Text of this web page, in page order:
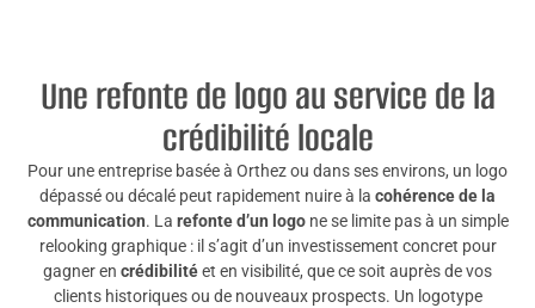
Une refonte de logo au service de la
crédibilité locale
Pour une entreprise basée à Orthez ou dans ses environs, un logo
dépassé ou décalé peut rapidement nuire à la cohérence de la
communication. La refonte d’un logone se limite pas à un simple
relooking graphique : il s’agit d’un investissement concret pour
gagner en crédibilitéet en visibilité, que ce soit auprès de vos
clients historiques ou de nouveaux prospects. Un logotype